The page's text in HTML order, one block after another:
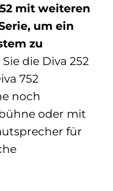
mit weiteren
um ein
zu
die Diva 252
752
noch
oder mit
für